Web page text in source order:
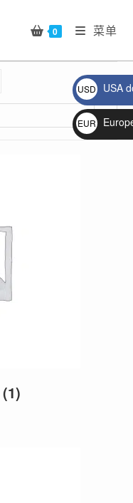
0 菜单
(1)
USD
$
USA
EUR
€